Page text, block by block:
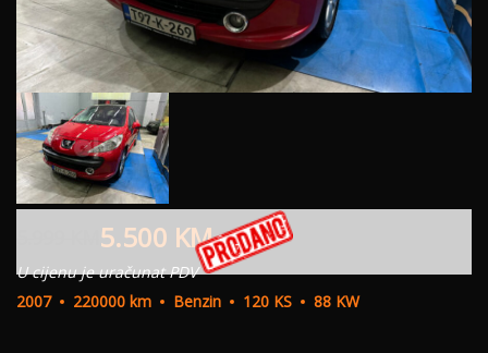
5.500 KM
U cijenu je uračunat PDV
2007
220000 km Benzin 120 KS 88 KW